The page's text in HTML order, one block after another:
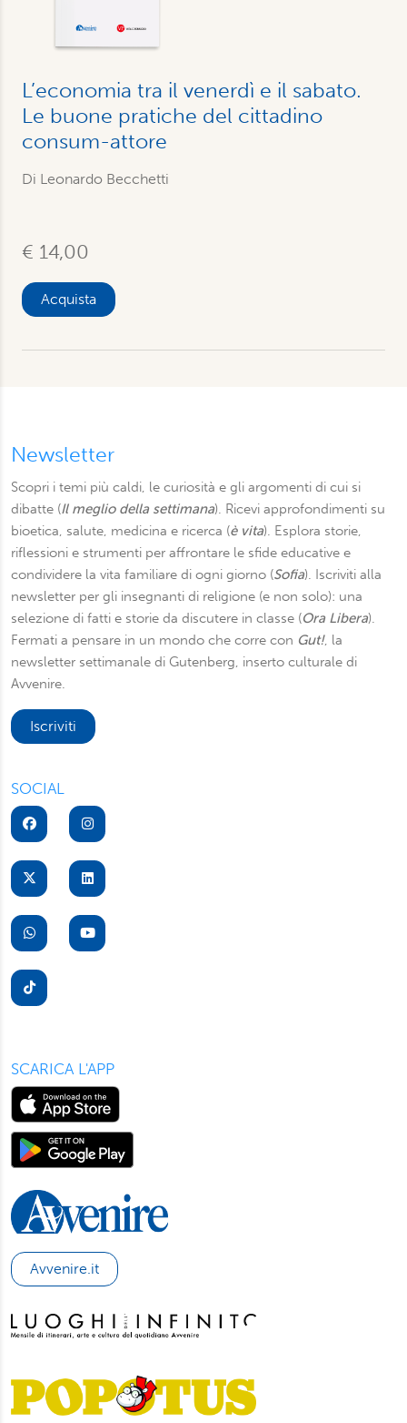
L’economia tra il venerdì e il sabato.
Le buone pratiche del cittadino
consum-attore
Di Leonardo Becchetti
€ 14,00
Acquista
Newsletter
Scopri i temi più caldi, le curiosità e gli argomenti di cui si
dibatte (Il meglio della settimana). Ricevi approfondimenti su
bioetica, salute, medicina e ricerca (è vita). Esplora storie,
riflessioni e strumenti per affrontare le sfide educative e
condividere la vita familiare di ogni giorno (Sofia). Iscriviti alla
newsletter per gli insegnanti di religione (e non solo): una
selezione di fatti e storie da discutere in classe (Ora Libera).
Fermati a pensare in un mondo che corre con Gut!, la
newsletter settimanale di Gutenberg, inserto culturale di
Avvenire.
Iscriviti
SOCIAL
SCARICA L'APP
Avvenire.it